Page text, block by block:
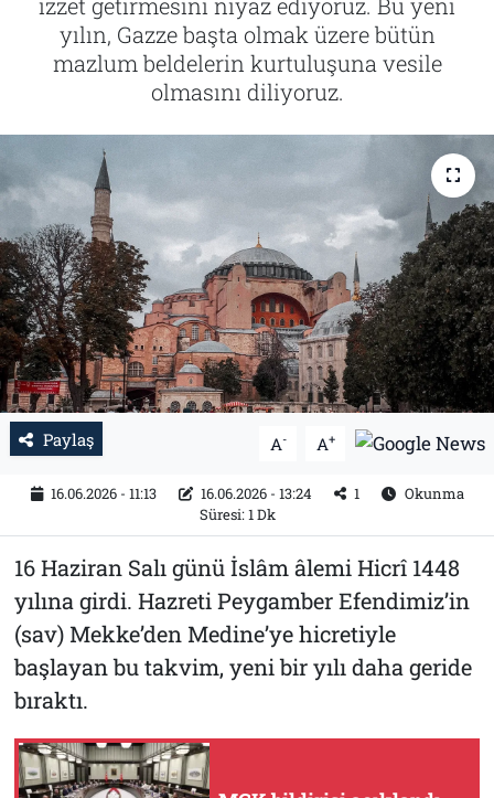
izzet getirmesini niyaz ediyoruz. Bu yeni
yılın, Gazze başta olmak üzere bütün
mazlum beldelerin kurtuluşuna vesile
olmasını diliyoruz.
Paylaş A- A+
16.06.2026 - 11:13 16.06.2026 - 13:24 1
Okunma
Süresi: 1 Dk
16 Haziran Salı günü İslâm âlemi Hicrî 1448
yılına girdi. Hazreti Peygamber Efendimiz’in
(sav) Mekke’den Medine’ye hicretiyle
başlayan bu takvim, yeni bir yılı daha geride
bıraktı.
Tarih
İletişim